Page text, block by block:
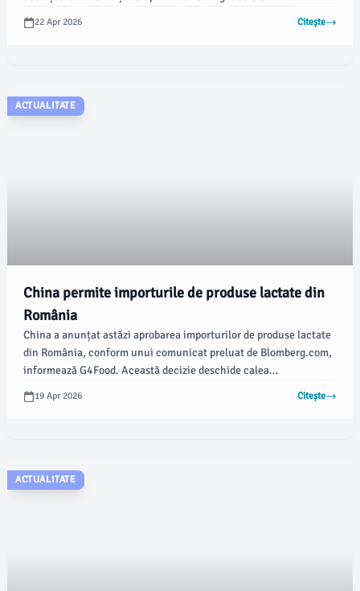
Gheorghe. Acest eveniment marchează celebrarea tradițiilor
românești și a produselor locale de calitate, conform
22 Apr 2026 Citește
ACTUALITATE
China permite importurile de produse lactate din
România
China a anunțat astăzi aprobarea importurilor de produse lactate
din România, conform unui comunicat preluat de Blomberg.com,
informează G4Food. Această decizie deschide calea
producătorilor români eligibili să exporte diverse produse lactate,
inclusiv brânzeturi, lapte praf, produse din zer și formule pentru
19 Apr 2026 Citește
ACTUALITATE